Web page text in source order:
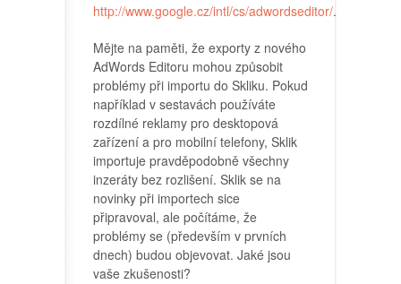
http://www.google.cz/intl/cs/adwordseditor/.
Mějte na paměti, že exporty z nového
AdWords Editoru mohou způsobit
problémy při importu do Skliku. Pokud
například v sestavách používáte
rozdílné reklamy pro desktopová
zařízení a pro mobilní telefony, Sklik
importuje pravděpodobně všechny
inzeráty bez rozlišení. Sklik se na
novinky při importech sice
připravoval, ale počítáme, že
problémy se (především v prvních
dnech) budou objevovat. Jaké jsou
vaše zkušenosti?